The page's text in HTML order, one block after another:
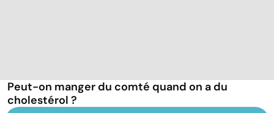
Peut-on manger du comté quand on a du
cholestérol ?